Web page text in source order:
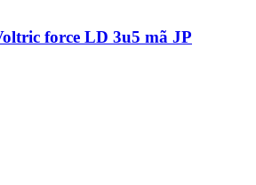
force LD 3u5 mã JP